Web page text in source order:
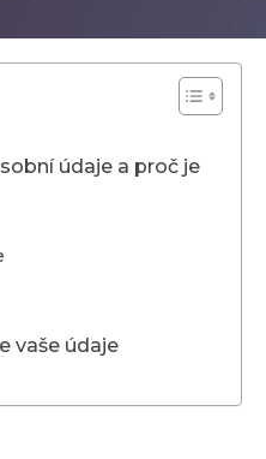
údaje a proč je
vaše údaje